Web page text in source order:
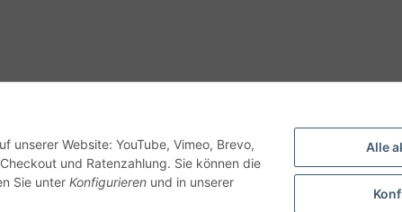
Alle
unserer Website: YouTube, Vimeo, Brevo,
und Ratenzahlung. Sie können die
Sie unter Konfigurieren und in unserer